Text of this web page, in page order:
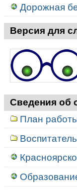
Дорожная
Версия для
Сведения об
План